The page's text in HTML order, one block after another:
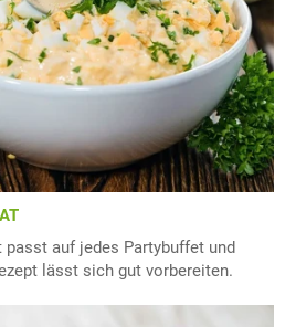
auf jedes Partybuffet und
lässt sich gut vorbereiten.